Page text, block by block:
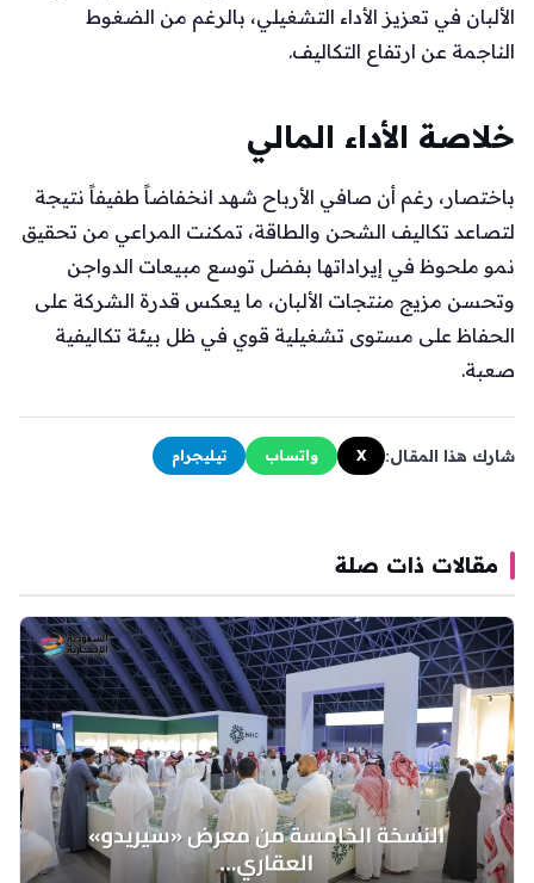
الألبان في تعزيز الأداء التشغيلي، بالرغم من الضغوط
الناجمة عن ارتفاع التكاليف.
خلاصة الأداء المالي
باختصار، رغم أن صافي الأرباح شهد انخفاضاً طفيفاً نتيجة
لتصاعد تكاليف الشحن والطاقة، تمكنت المراعي من تحقيق
نمو ملحوظ في إيراداتها بفضل توسع مبيعات الدواجن
وتحسن مزيج منتجات الألبان، ما يعكس قدرة الشركة على
الحفاظ على مستوى تشغيلية قوي في ظل بيئة تكاليفية
صعبة.
شارك هذا المقال: X واتساب تيليجرام
مقالات ذات صلة